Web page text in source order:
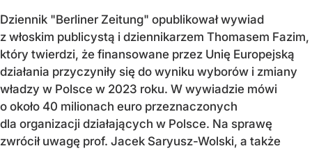
Dziennik "Berliner Zeitung" opublikował wywiad
z włoskim publicystą i dziennikarzem Thomasem Fazim,
który twierdzi, że finansowane przez Unię Europejską
działania przyczyniły się do wyniku wyborów i zmiany
władzy w Polsce w 2023 roku. W wywiadzie mówi
o około 40 milionach euro przeznaczonych
dla organizacji działających w Polsce. Na sprawę
zwrócił uwagę prof. Jacek Saryusz-Wolski, a także